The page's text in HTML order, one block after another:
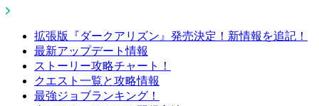
拡張版『ダークアリズン』発売決定！新情報を追記！
最新アップデート情報
ストーリー攻略チャート！
クエスト一覧と攻略情報
最強ジョブランキング！